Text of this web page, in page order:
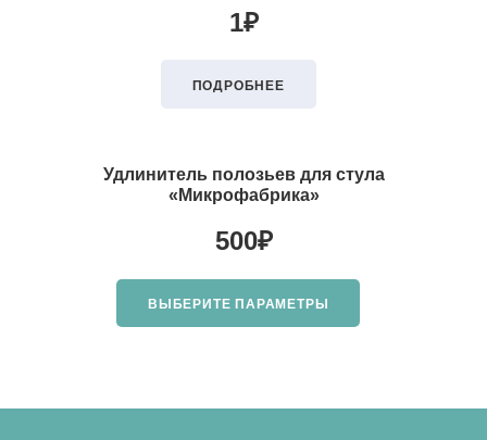
1₽
ПОДРОБНЕЕ
Удлинитель полозьев для стула
«Микрофабрика»
500₽
ВЫБЕРИТЕ ПАРАМЕТРЫ